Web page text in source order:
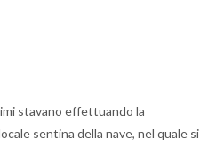
stavano effettuando la
sentina della nave, nel quale si